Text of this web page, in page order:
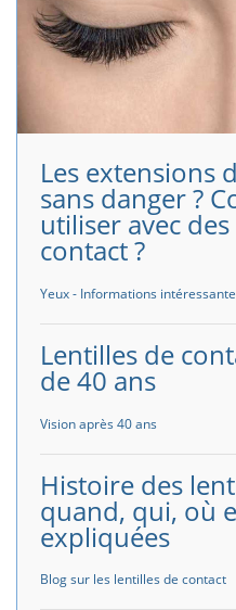
Les extensions
sans danger ?
utiliser avec
contact ?
Yeux - Informations
Lentilles de
de 40 ans
Vision après 40 ans
Histoire des
quand, qui, où
expliquées
Blog sur les lentilles de contact